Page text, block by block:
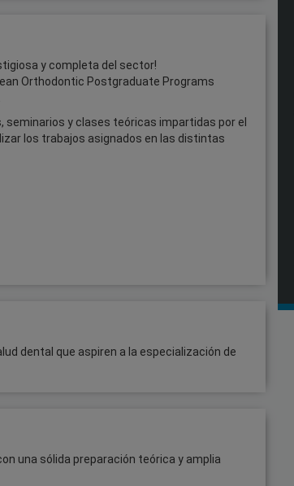
y completa del sector!
Orthodontic Postgraduate Programs
y clases teóricas impartidas por el
los trabajos asignados en las distintas
dental que aspiren a la especialización de
una sólida preparación teórica y amplia